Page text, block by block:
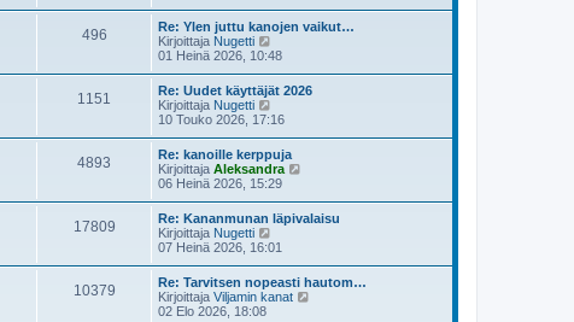
s
i
v
i
e
s
t
i
ä
u
u
s
i
v
i
e
s
t
i
496
Re: Ylen juttu kanojen vaikut…
Kirjoittaja Nugetti
ä
t
ä
u
u
s
i
n
v
i
e
s
t
i
01 Heinä 2026, 10:48
1151
Re: Uudet käyttäjät 2026
Kirjoittaja Nugetti
ä
ä
u
u
s
v
i
e
s
t
10 Touko 2026, 17:16
4893
Re: kanoille kerppuja
Kirjoittaja Aleksandra
ä
s
n
06 Heinä 2026, 15:29
17809
Re: Kananmunan läpivalaisu
Kirjoittaja Nugetti
ä
ä
u
07 Heinä 2026, 16:01
10379
Re: Tarvitsen nopeasti hautom…
Kirjoittaja Viljamin kanat
02 Elo 2026, 18:08